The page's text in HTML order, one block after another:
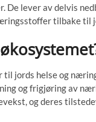
De lever av delvis
tilbake til
jords helse og
og frigjøring av
og deres